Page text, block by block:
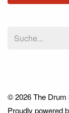
© 2026 The Drum
Proudly powered